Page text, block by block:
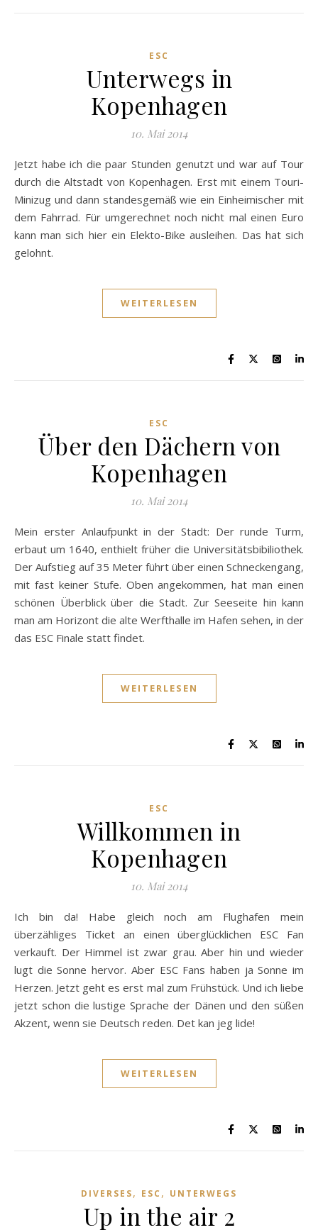
ESC
Unterwegs in
Kopenhagen
10. Mai 2014
Jetzt habe ich die paar Stunden genutzt und war auf Tour
durch die Altstadt von Kopenhagen. Erst mit einem Touri-
Minizug und dann standesgemäß wie ein Einheimischer mit
dem Fahrrad. Für umgerechnet noch nicht mal einen Euro
kann man sich hier ein Elekto-Bike ausleihen. Das hat sich
gelohnt.
WEITERLESEN
ESC
Über den Dächern von
Kopenhagen
10. Mai 2014
Mein erster Anlaufpunkt in der Stadt: Der runde Turm,
erbaut um 1640, enthielt früher die Universitätsbibiliothek.
Der Aufstieg auf 35 Meter führt über einen Schneckengang,
mit fast keiner Stufe. Oben angekommen, hat man einen
schönen Überblick über die Stadt. Zur Seeseite hin kann
man am Horizont die alte Werfthalle im Hafen sehen, in der
das ESC Finale statt findet.
WEITERLESEN
ESC
Willkommen in
Kopenhagen
10. Mai 2014
Ich bin da! Habe gleich noch am Flughafen mein
überzähliges Ticket an einen überglücklichen ESC Fan
verkauft. Der Himmel ist zwar grau. Aber hin und wieder
lugt die Sonne hervor. Aber ESC Fans haben ja Sonne im
Herzen. Jetzt geht es erst mal zum Frühstück. Und ich liebe
jetzt schon die lustige Sprache der Dänen und den süßen
Akzent, wenn sie Deutsch reden. Det kan jeg lide!
WEITERLESEN
DIVERSES, ESC , UNTERWEGS
Up in the air 2